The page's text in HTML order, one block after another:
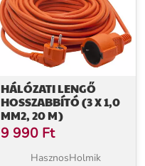
HÁLÓZATI LENGŐ
HOSSZABBÍTÓ (3 X 1,0
MM2, 20 M)
9 990 Ft
HasznosHolmik